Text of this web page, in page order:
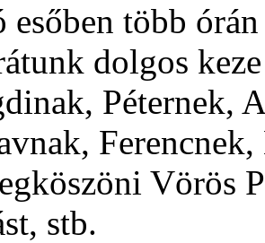
esőben több
dolgos
Péternek,
Vörös
stb.